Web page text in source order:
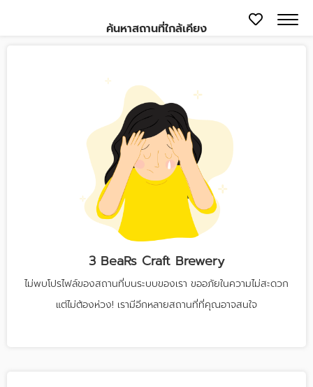
3 BeaRs Craft Brewery
ไม่พบโปรไฟล์ของสถานที่บนระบบของเรา ขออภัยในความไม่สะดวก
แต่ไม่ต้องห่วง! เรามีอีกหลายสถานที่ที่คุณอาจสนใจ
ค้นหาสถานที่ใกล้เคียง